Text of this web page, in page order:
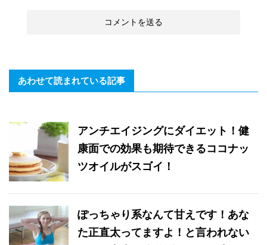
あわせて読まれている記事
アンチエイジングにダイエット！健
康面での効果も期待できるココナッ
ツオイルがスゴイ！
ぽっちゃり系なんて甘えです！あな
た正直太ってますよ！と言われない